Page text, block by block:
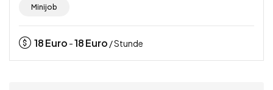
Minijob
18Euro -18Euro / Stunde